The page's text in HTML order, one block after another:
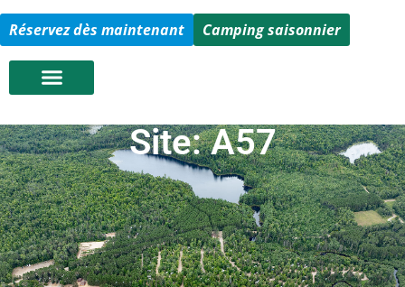
Réservez dès maintenant Camping saisonnier
Site: A57